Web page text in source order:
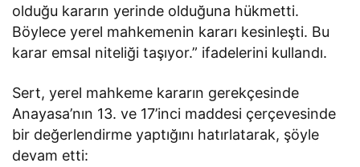
olduğu kararın yerinde olduğuna hükmetti.
Böylece yerel mahkemenin kararı kesinleşti. Bu
karar emsal niteliği taşıyor.” ifadelerini kullandı.
Sert, yerel mahkeme kararın gerekçesinde
Anayasa’nın 13. ve 17’inci maddesi çerçevesinde
bir değerlendirme yaptığını hatırlatarak, şöyle
devam etti: